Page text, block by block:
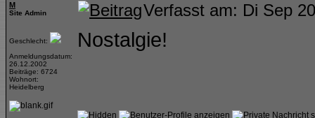
M
Site Admin
Geschlecht:
Anmeldungsdatum:
26.12.2002
Beiträge: 6724
Wohnort:
Heidelberg
Verfasst am: Di Sep
Nostalgie!